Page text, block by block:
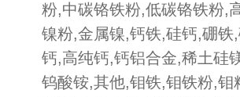
粉,中碳铬铁粉,低碳铬铁粉,
镍粉,金属镍,钙铁,硅钙,硼
钙,高纯钙,钙铝合金,稀土硅
钨酸铵,其他,钼铁,钼铁粉,